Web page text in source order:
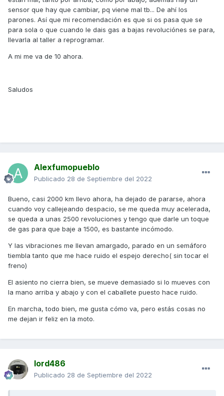
sensor que hay que cambiar, pq viene mal tb... De ahí los
parones. Así que mi recomendación es que si os pasa que se
para sola o que cuando le dais gas a bajas revoluciónes se para,
llevarla al taller a reprogramar.
A mi me va de 10 ahora.
Saludos
Alexfumopueblo
Publicado 28 de Septiembre del 2022
Bueno, casi 2000 km llevo ahora, ha dejado de pararse, ahora
cuando voy callejeando despacio, se me queda muy acelerada,
se queda a unas 2500 revoluciones y tengo que darle un toque
de gas para que baje a 1500, es bastante incómodo.
Y las vibraciones me llevan amargado, parado en un semáforo
tiembla tanto que me hace ruido el espejo derecho( sin tocar el
freno)
El asiento no cierra bien, se mueve demasiado si lo mueves con
la mano arriba y abajo y con el caballete puesto hace ruido.
En marcha, todo bien, me gusta cómo va, pero estás cosas no
me dejan ir feliz en la moto.
lord486
Publicado 28 de Septiembre del 2022